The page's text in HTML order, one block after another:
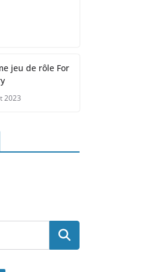
jeu de rôle For
2023